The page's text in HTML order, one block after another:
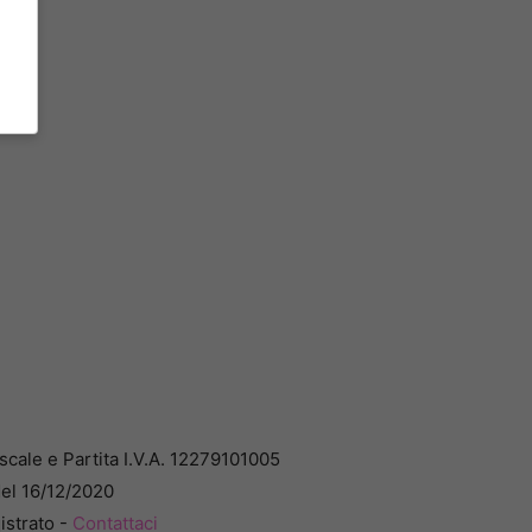
e Partita I.V.A. 12279101005
16/12/2020
- Contattaci